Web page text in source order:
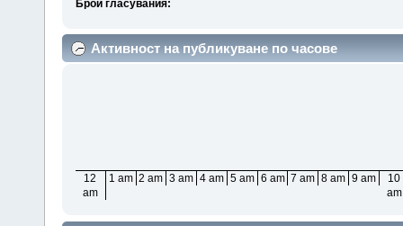
Брой гласувания:
Активност на публикуване по часове
12
am
1 am 2 am 3 am 4 am 5 am 6 am 7 am 8 am 9 am
10
am